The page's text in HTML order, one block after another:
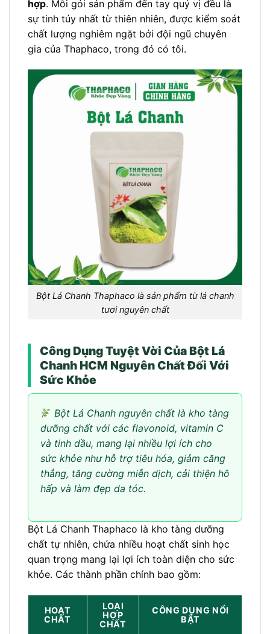
hợp. Mỗi gói sản phẩm đến tay quý vị đều là
sự tinh túy nhất từ thiên nhiên, được kiểm soát
chất lượng nghiêm ngặt bởi đội ngũ chuyên
gia của Thaphaco, trong đó có tôi.
Bột Lá Chanh Thaphaco là sản phẩm từ lá chanh
tươi nguyên chất
Công Dụng Tuyệt Vời Của Bột Lá
Chanh HCM Nguyên Chất Đối Với
Sức Khỏe
Bột Lá Chanh nguyên chất là kho tàng
dưỡng chất với các flavonoid, vitamin C
và tinh dầu, mang lại nhiều lợi ích cho
sức khỏe như hỗ trợ tiêu hóa, giảm căng
thẳng, tăng cường miễn dịch, cải thiện hô
hấp và làm đẹp da tóc.
Bột Lá Chanh Thaphaco là kho tàng dưỡng
chất tự nhiên, chứa nhiều hoạt chất sinh học
quan trọng mang lại lợi ích toàn diện cho sức
khỏe. Các thành phần chính bao gồm:
HOẠT
CHẤT
LOẠI
HỢP
CHẤT
CÔNG DỤNG NỔI
BẬT